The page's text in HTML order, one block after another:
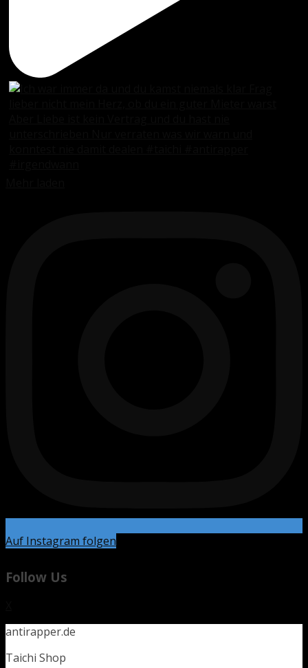
Auf Instagram folgen
Follow Us
antirapper.de
Taichi Shop